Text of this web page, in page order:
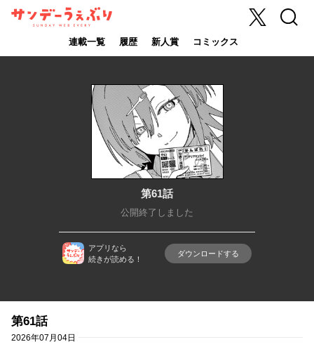
サンデーうぇ
連載一覧 履歴 新人賞 コミックス
X 検索
第61話
公開終了しました
アプリなら
続きが読める！
ダウンロードする
第61話
2026年07月04日